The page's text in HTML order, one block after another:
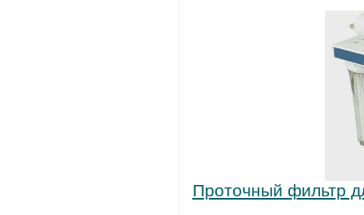
Проточный фильтр